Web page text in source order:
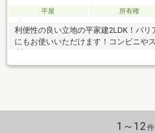
平屋 所有権
利便性の良い立地の平家建2LDK！バリ
にもお使いいただけます！コンビニや
1～12 件